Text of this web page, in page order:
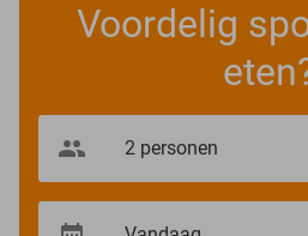
Voordelig